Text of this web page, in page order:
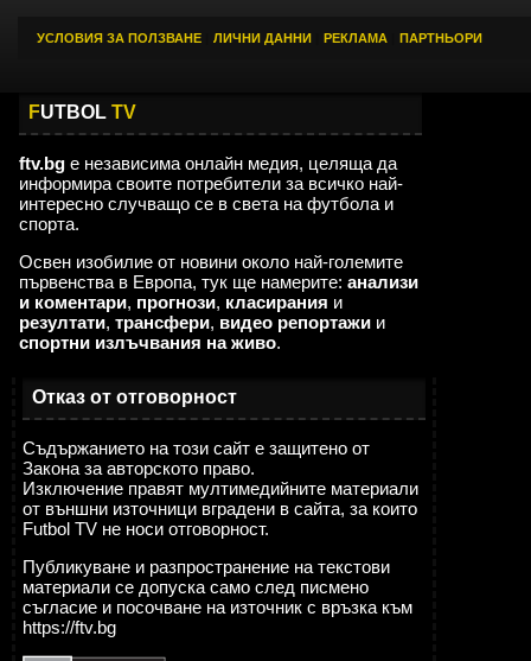
УСЛОВИЯ ЗА ПОЛЗВАНЕ ЛИЧНИ ДАННИ РЕКЛАМА ПАРТНЬОРИ
FUTBOL TV
ftv.bg е независима онлайн медия, целяща да
информира своите потребители за всичко най-
интересно случващо се в света на футбола и
спорта.
Освен изобилие от новини около най-големите
първенства в Европа, тук ще намерите: анализи
и коментари, прогнози, класирания и
резултати, трансфери, видео репортажи и
спортни излъчвания на живо.
Отказ от отговорност
Съдържанието на този сайт е защитено от
Закона за авторското право.
Изключение правят мултимедийните материали
от външни източници вградени в сайта, за които
Futbol TV не носи отговорност.
Публикуване и разпространение на текстови
материали се допуска само след писмено
съгласие и посочване на източник с връзка към
https://ftv.bg